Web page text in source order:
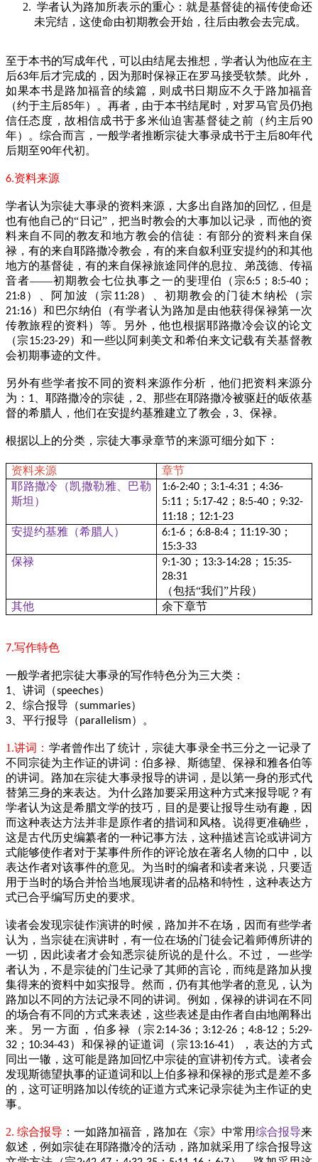
学者认为路加所表示的重心：就是基督徒的福传使命还
未完结，这使命由初期教会开始，往后由教会去完成。
至于本书的写成年代，可以由结尾去推想，学者认为他应在主
后63年后才完成的，因为那时保禄正在罗马接受软禁。此外，
如果本书是路加福音的续篇，则成书日期应不久于路加福音
（约于主后85年）。再者，由于本书结尾时，对罗马官员仍抱
信任态度，故相信成书于多米仙迫害基督徒之前（约主后90
年）。综合而言，一般学者推断宗徒大事录成书于主后80年代
后期至90年代初。
6.资料来源
学者认为宗徒大事录的资料来源，大多出自路加的回忆，但是
也有他自己的“日记”，把当时教会的大事加以记录，而他的资
料来自不同的教友和地方教会的信徒：有部分的资料来自保
禄，有的来自耶路撒冷教会，有的来自叙利亚安提约的和其他
地方的基督徒，有的来自保禄旅途同伴的息拉、弟茂德、传福
音者——初期教会七位执事之一的斐理伯（宗6:5 ； 8:5-40 ；
21:8）、阿加波（宗11:28）、初期教会的门徒木纳松（宗
21:16）和巴尔纳伯（有学者认为路加是由他获得保禄第一次
传教旅程的资料）等。另外，他也根据耶路撒冷会议的论文
（宗15:23-29）和一些以阿剌美文和希伯来文记载有关基督教
会初期事迹的文件。
另外有些学者按不同的资料来源作分析，他们把资料来源分
为： 1 、耶路撒冷的宗徒， 2 、那些在耶路撒冷被驱赶的皈依基
督的希腊人，他们在安提约基雅建立了教会， 3 、保禄。
根据以上的分类，宗徒大事录章节的来源可细分如下：
资料来源
章节
耶路撒冷（凯撒勒雅、巴勒
斯坦）
1:6-2:40 ； 3:1-4:31 ；4:36-
5:11 ； 5:17-42 ；8:5-40 ； 9:32-
11:18 ； 12:1-23
安提约基雅（希腊人） 6:1-6 ；6:8-8:4 ； 11:19-30 ；
15:3-33
保禄 9:1-30 ； 13:3-14:28 ； 15:35-
28:31
（包括“我们”片段）
其他
余下章节
7.写作特色
一般学者把宗徒大事录的写作特色分为三大类：
1 、讲词（speeches）
2 、综合报导（summaries）
3 、平行报导（parallelism）。
1.讲词： 学者曾作出了统计，宗徒大事录全书三分之一记录了
不同宗徒为主作证的讲词：伯多禄、斯德望、保禄和雅各伯等
的讲词。路加在宗徒大事录报导的讲词，是以第一身的形式代
替第三身的来表达。为什么路加要采用这种方式来报导呢？有
学者认为这是希腊文学的技巧，目的是要让报导生动有趣，因
而这种表达方法并非是原作者的措词和风格。说得更准确些，
这是古代历史编纂者的一种记事方法，这种描述言论或讲词方
式能够使作者对于某事件所作的评论放在著名人物的口中，以
表达作者对该事件的意见。为当时的编者和读者来说，只要适
用于当时的场合并恰当地展现讲者的品格和特性，这种表达方
式已合乎编写历史的要求。
读者会发现宗徒作演讲的时候，路加并不在场，因而有些学者
认为，当宗徒在演讲时，有一位在场的门徒会记着师傅所讲的
一切，因此读者才会知悉宗徒所说的是什么。不过，
一些学
者认为，不是宗徒的门生记录了其师的言论，而纯是路加从搜
集得来的资料中如实报导。然而，仍有其他学者的意见，认为
路加以不同的方法记录不同的讲词。例如，保禄的讲词在不同
的场合有不同的方式来表述，这些表述是由作者自由地阐释出
来。另一方面，伯多禄（宗2:14-36 ； 3:12-26 ； 4:8-12 ； 5:29-
32 ； 10:34-43）和保禄的证道词（宗13:16-41），表达的方式
同出一辙，这可能是路加回忆中宗徒的宣讲初传方式。读者会
发现斯德望执事的证道词和以上伯多禄和保禄的形式是差不多
的，这可证明路加以传统的证道方式来记录宗徒为主作证的史
事。
2. 综合报导 ：一如路加福音，路加在《宗》中常用综合报导来
叙述，例如宗徒在耶路撒冷的活动，路加就采用了综合报导这